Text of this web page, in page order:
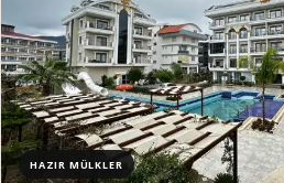
HAZIR MÜLKLER